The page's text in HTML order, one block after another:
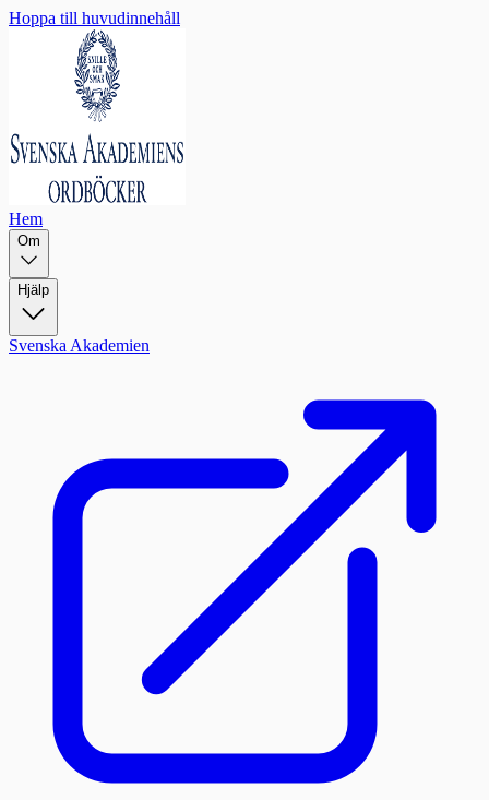
Hoppa till huvudinnehåll
Hem
Om
Hjälp
Svenska Akademien